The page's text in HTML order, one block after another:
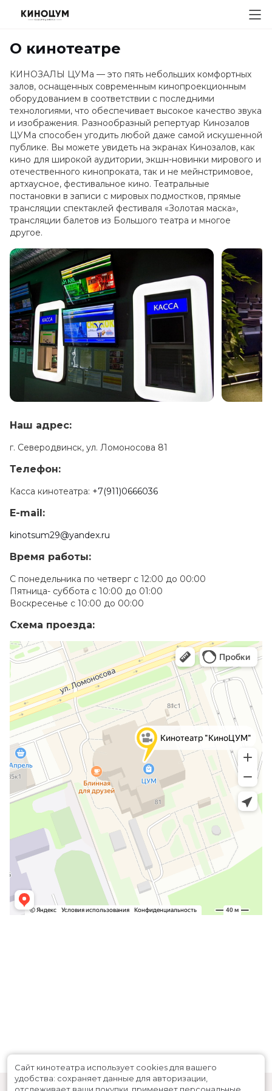
О кинотеатре
КИНОЗАЛЫ ЦУМа — это пять небольших комфортных
залов, оснащенных современным кинопроекционным
оборудованием в соответствии с последними
технологиями, что обеспечивает высокое качество звука
и изображения. Разнообразный репертуар Кинозалов
ЦУМа способен угодить любой даже самой искушенной
публике. Вы можете увидеть на экранах Кинозалов, как
кино для широкой аудитории, экшн-новинки мирового и
отечественного кинопроката, так и не мейнстримовое,
артхаусное, фестивальное кино. Театральные
постановки в записи с мировых подмостков, прямые
трансляции спектаклей фестиваля «Золотая маска»,
трансляции балетов из Большого театра и многое
другое.
Наш адрес:
г. Северодвинск, ул. Ломоносова 81
Телефон:
Касса кинотеатра: +7(911)0666036
E-mail:
kinotsum29@yandex.ru
Время работы:
С понедельника по четверг с 12:00 до 00:00
Пятница- суббота с 10:00 до 01:00
Воскресенье с 10:00 до 00:00
Схема проезда:
Сайт кинотеатра использует cookies для вашего
удобства: сохраняет данные для авторизации,